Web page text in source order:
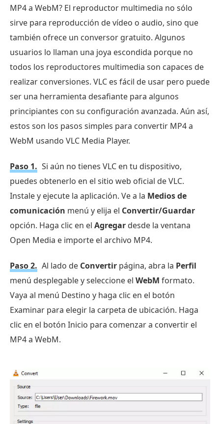
MP4 a WebM? El reproductor multimedia no sólo
sirve para reproducción de vídeo o audio, sino que
también ofrece un conversor gratuito. Algunos
usuarios lo llaman una joya escondida porque no
todos los reproductores multimedia son capaces de
realizar conversiones. VLC es fácil de usar pero puede
ser una herramienta desafiante para algunos
principiantes con su configuración avanzada. Aún así,
estos son los pasos simples para convertir MP4 a
WebM usando VLC Media Player.
Paso 1. Si aún no tienes VLC en tu dispositivo,
puedes obtenerlo en el sitio web oficial de VLC.
Instale y ejecute la aplicación. Ve a la Medios de
comunicación menú y elija el Convertir/Guardar
opción. Haga clic en el Agregar desde la ventana
Open Media e importe el archivo MP4.
Paso 2. Al lado de Convertir página, abra la Perfil
menú desplegable y seleccione el WebM formato.
Vaya al menú Destino y haga clic en el botón
Examinar para elegir la carpeta de ubicación. Haga
clic en el botón Inicio para comenzar a convertir el
MP4 a WebM.